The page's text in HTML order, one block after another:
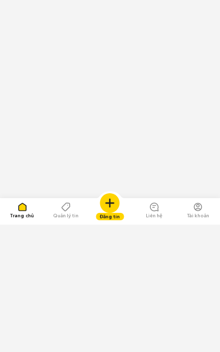
Trang chủ Quản lý tin Đăng tin Liên hệ Tài khoản